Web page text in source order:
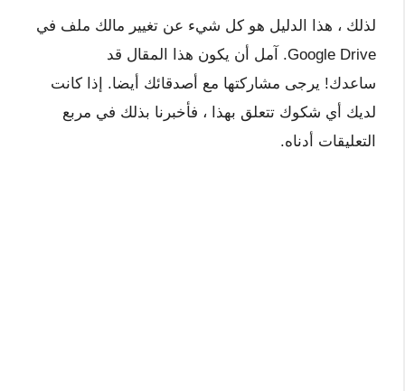
لذلك ، هذا الدليل هو كل شيء عن تغيير مالك ملف في
Google Drive. آمل أن يكون هذا المقال قد
ساعدك! يرجى مشاركتها مع أصدقائك أيضا. إذا كانت
لديك أي شكوك تتعلق بهذا ، فأخبرنا بذلك في مربع
التعليقات أدناه.